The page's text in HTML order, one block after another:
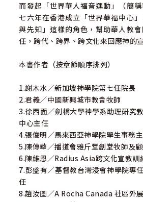
而發起「世界華人福音運動」（簡
七六年在香港成立「世界華福中心
與先知」這樣的角色，幫助華人教
任，跨代、跨界、跨文化來回應神的
本書作者（按章節順序排列）
1.謝木水／新加坡神學院第七任院長
2.君義／中國新興城市教會牧師
3.徐西面／劍橋大學神學系助理研究
中心主任
4.張俊明／馬來西亞神學院學生事務
5.陳傳華／播道會雅斤堂創堂牧師及
6.陳維恩／Radius Asia跨文化宣教訓
7.彭盛有／基督教台灣浸會神學院專
任
8.趙汝圖／A Rocha Canada 社區外